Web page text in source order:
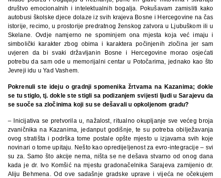
društvo emocionalnih i intelektualnih bogalja. Pokušavam zamisliti kako
autobusi školske djece dolaze iz svih krajeva Bosne i Hercegovine na čas
istorije, recimo, u prostorije predratnog ženskog zatvora u Ljubuškom ili u
Skelane. Ovdje namjerno ne spominjem ona mjesta koja već imaju i
simbolički karakter zbog obima i karaktera počinjenih zločina jer sam
uvjeren da bi svaki državljanin Bosne i Hercegovine morao osjećati
potrebu da sam ode u memorijalni centar u Potočarima, jednako kao što
Jevreji idu u Yad Vashem.
Pokrenuli ste ideju o gradnji spomenika žrtvama na Kazanima; dokle
se tu stiglo, tj. dokle ste stigli sa podizanjem svijesti ljudi u Sarajevu da
se suoče sa zločinima koji su se dešavali u opkoljenom gradu?
– Inicijativa se pretvorila u, nažalost, ritualno okupljanje sve većeg broja
zvaničnika na Kazanima, jedanput godišnje, te su potreba obilježavanja
ovog stratišta i podrška tome postale opšte mjesto u izjavama svih koje
novinari o tome upitaju. Nešto kao opredijeljenost za evro-integracije – svi
su za. Samo što akcije nema, ništa se ne dešava stvarno od onog dana
kada je dr. Ivo Komšić na mjestu gradonačelnika Sarajeva zamijenio dr.
Aliju Behmena. Od ove sadašnje gradske uprave i vijeća ne očekujem